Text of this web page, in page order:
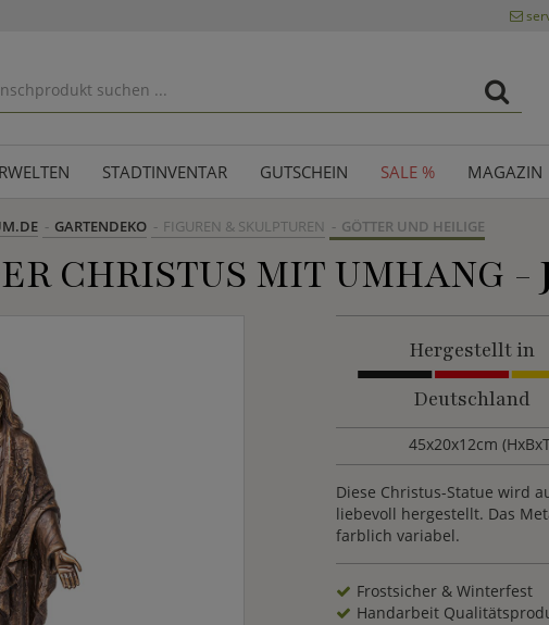
STADTINVENTAR GUTSCHEIN SALE % MAGAZIN
GARTENDEKO FIGUREN & SKULPTUREN GÖTTER UND HEILIGE
CHRISTUS MIT UMHANG -
Hergestellt in
Deutschland
45x20x12cm
Diese Christus-Statue wird
liebevoll hergestellt. Das
farblich variabel.
Frostsicher & Winterfest
Handarbeit